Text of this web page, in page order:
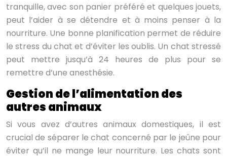
tranquille, avec son panier préféré et quelques jouets,
peut l’aider à se détendre et à moins penser à la
nourriture. Une bonne planification permet de réduire
le stress du chat et d’éviter les oublis. Un chat stressé
peut mettre jusqu’à 24 heures de plus pour se
remettre d’une anesthésie.
Gestion de l’alimentation des
autres animaux
Si vous avez d’autres animaux domestiques, il est
crucial de séparer le chat concerné par le jeûne pour
éviter qu’il ne mange leur nourriture. Les chats sont